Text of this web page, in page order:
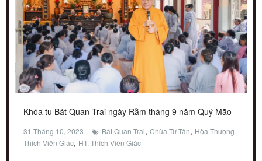
Khóa tu Bát Quan Trai ngày Rằm tháng 9 năm Quý Mão
31 Tháng 10, 2023 Bát Quan Trai, Chùa Từ Tân, Hòa Thượng
Thích Viên Giác, HT. Thích Viên Giác